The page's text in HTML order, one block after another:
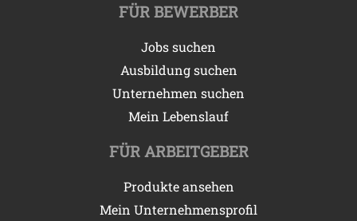
FÜR BEWERBER
Jobs suchen
Ausbildung suchen
Unternehmen suchen
Mein Lebenslauf
FÜR ARBEITGEBER
Produkte ansehen
Mein Unternehmensprofil